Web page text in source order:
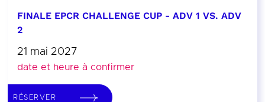
FINALE EPCR CHALLENGE CUP - ADV 1 VS. ADV
2
21 mai 2027
date et heure à confirmer
RÉSERVER